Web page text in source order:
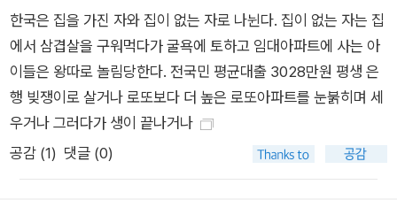
제(주택부족법, 임대료법, 임차인보호법)’, ‘정치적 임대료와 주택
배당’, ‘비교임대료표’는 임차인 보호 정책이었다. 이러한 정책들
이 모두 성공한 것은 아니다. 대규모 공급은 임차인들에게 거주의
기회를 제공했지만, 유지보수에 소홀하여 거주의 질까지 유지하
지는 못했다. 임차인 보호를 위해 통제한 임대료 인상은 때로 너
는 예외적인 상황이 벌어지기도 했으며, 효과가 미미해 제도가 유
한국은 집을 가진 자와 집이 없는 자로 나뉜다. 집이 없는 자는 집
에서 삼겹살을 구워먹다가 굴욕에 토하고 임대아파트에 사는 아
이들은 왕따로 놀림당한다. 전국민 평균대출 3028만원 평생 은
행 빚쟁이로 살거나 로또보다 더 높은 로또아파트를 눈붉히며 세
우거나 그러다가 생이 끝나거나
공감 (1) 댓글 (0)